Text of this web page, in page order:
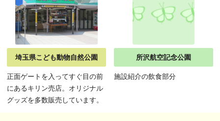
埼玉県こども動物自然公園
正面ゲートを入ってすぐ目の前
にあるキリン売店。オリジナル
グッズを多数販売しています。
所沢航空記念公園
施設紹介の飲食部分